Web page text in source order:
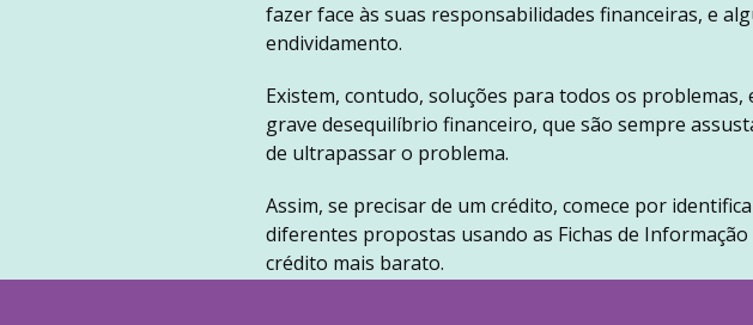
fazer face às suas responsabilidades financeiras, e
endividamento.
Existem, contudo, soluções para todos os
grave desequilíbrio financeiro, que são sempre
de ultrapassar o problema.
Assim, se precisar de um crédito, comece por
diferentes propostas usando as Fichas de Informação
crédito mais barato.